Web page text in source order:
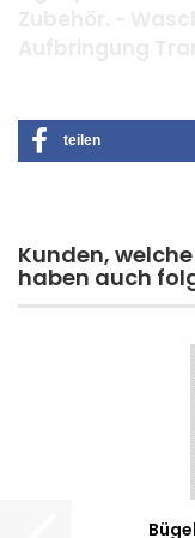
teilen
Kunden,
haben auch